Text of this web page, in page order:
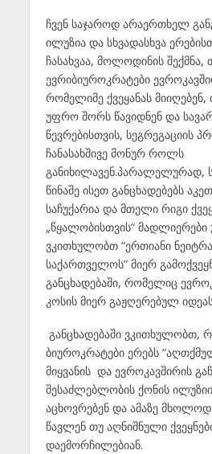
ჩვენ საჯაროდ არაერთხელ
ილუზია და სხვადასხვა
ჩასახვაა, მოლოდინის შექმნა,
ევრიბიუროკრატები
რომელიმე ქვეყანას მიიღებენ,
უფრო შორს წავიდნენ და
წევრებისთვის, სეგრეგაციის
ჩანასახშივე მონურ როლს
განიხილავენ.პარალელურად,
წინაშე ისეთ განცხადებებს
საჩუქარია და მთელი რიგი
„წყალობისთვის“ მადლიერები
ვკითხულობთ “ერთიანი
საქართველოს” მიერ
განცხადებაში, რომელიც
კოსის მიერ გაჟღერებულ იდეას
განცხადებაში ვკითხულობთ,
ბიუროკრატები ერებს
მიყვანის და ევროკავშირის
შესაძლებლობის ქონის
აცხოვრებენ და ამაზე მხოლოდ
წავლენ თუ აღნიშნული
დაემორჩილებიან.